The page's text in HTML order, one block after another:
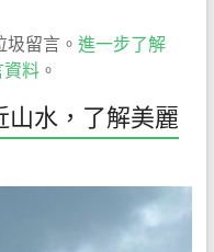
留言。 進一步了解
資料。
山水，了解美麗